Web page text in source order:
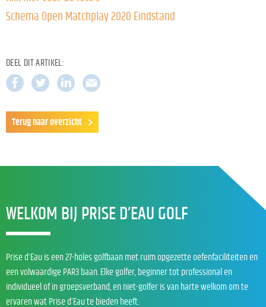
Schema Open Matchplay 2020 Eindstand
DEEL DIT ARTIKEL:
Terug naar overzicht
WELKOM BIJ PRISE D’EAU GOLF
Prise d’Eau is een 27-holes golfbaan met ruim opgezette oefenfaciliteiten en
een volwaardige PAR3 baan. Elke golfer, beginner tot professional en
individueel of in groepsverband, en niet-golfer is van harte welkom om te
ervaren wat Prise d’Eau te bieden heeft.